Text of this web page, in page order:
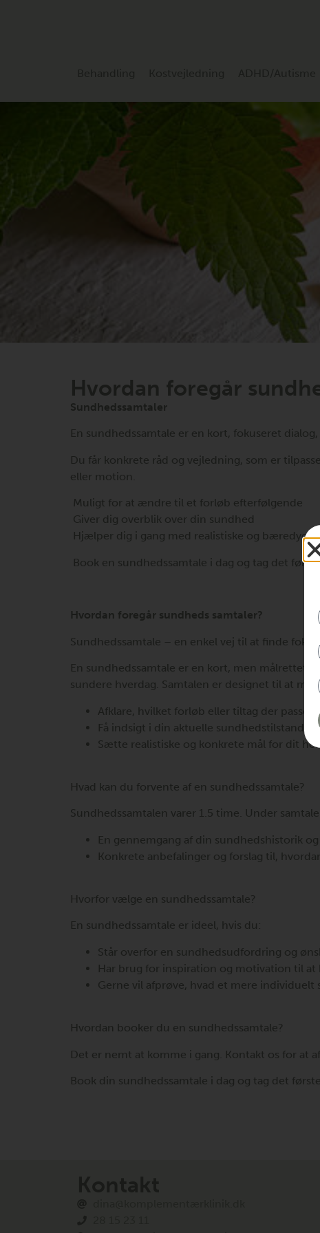
Hvordan foregår
Sundhedssamtaler
En sundhedssamtale er en kort, fokuseret
Du får konkrete råd og vejledning, som er
eller motion.
Muligt for at ændre til et forløb efterfølgende
Giver dig overblik over din sundhed
Hjælper dig i gang med realistiske og
Book en sundhedssamtale i dag og tag det
Hvordan foregår sundheds samtaler?
Sundhedssamtale – en enkel vej til at finde fokus
En sundhedssamtale er en kort, men målrettet
sundere hverdag. Samtalen er designet til at
Afklare, hvilket forløb eller tiltag der passer
Få indsigt i din aktuelle sundhedstilstand
Sætte realistiske og konkrete mål for dit
Hvad kan du forvente af en sundhedssamtale?
Sundhedssamtalen varer 1.5 time. Under
En gennemgang af din sundhedshistorik
Konkrete anbefalinger og forslag til,
Hvorfor vælge en sundhedssamtale?
En sundhedssamtale er ideel, hvis du:
Står overfor en sundhedsudfordring og
Har brug for inspiration og motivation til at
Gerne vil afprøve, hvad et mere
Hvordan booker du en sundhedssamtale?
Det er nemt at komme i gang. Kontakt os for at
Book din sundhedssamtale i dag og tag det